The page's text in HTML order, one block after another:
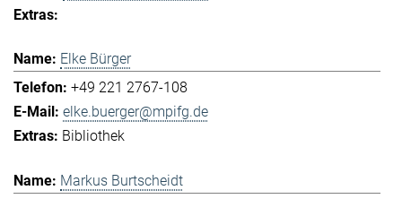
Elke Bürger
+49 221 2767-108
elke.buerger@mpifg.de
Bibliothek
Markus Burtscheidt